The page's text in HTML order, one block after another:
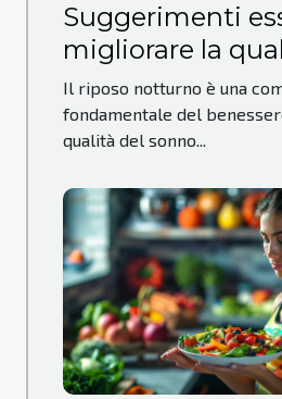
Suggerimenti
migliorare la
sonno senza
Il riposo notturno è una
fondamentale del
qualità del sonno...